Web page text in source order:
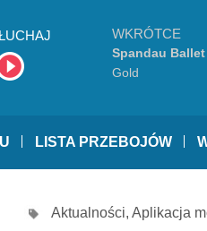
WKRÓTCE
Spandau Ballet
Gold
LISTA PRZEBOJÓW
Aktualności, Aplikacja